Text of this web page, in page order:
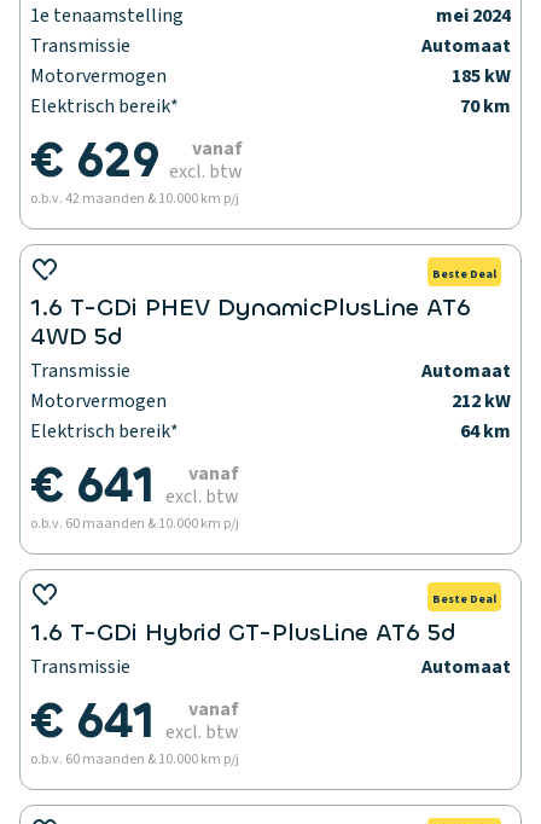
1e tenaamstelling
mei 2024
Transmissie
Automaat
Motorvermogen
185 kW
Elektrisch bereik*
70 km
€ 629
vanaf
excl. btw
o.b.v. 42 maanden & 10.000 km p/j
Beste Deal
1.6 T-GDi PHEV DynamicPlusLine AT6
4WD 5d
Transmissie
Automaat
Motorvermogen
212 kW
Elektrisch bereik*
64 km
€ 641
vanaf
excl. btw
o.b.v. 60 maanden & 10.000 km p/j
Beste Deal
1.6 T-GDi Hybrid GT-PlusLine AT6 5d
Transmissie Automaat
€ 641
vanaf
excl. btw
o.b.v. 60 maanden & 10.000 km p/j